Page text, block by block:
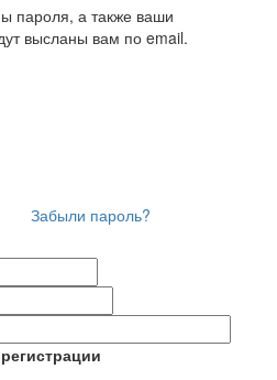
пароля, а также ваши
высланы вам по email.
Забыли пароль?